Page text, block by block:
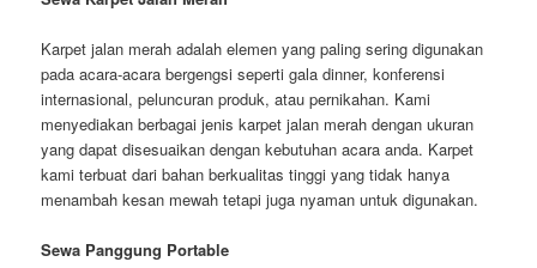
Karpet jalan merah adalah elemen yang paling sering digunakan
pada acara-acara bergengsi seperti gala dinner, konferensi
internasional, peluncuran produk, atau pernikahan. Kami
menyediakan berbagai jenis karpet jalan merah dengan ukuran
yang dapat disesuaikan dengan kebutuhan acara anda. Karpet
kami terbuat dari bahan berkualitas tinggi yang tidak hanya
menambah kesan mewah tetapi juga nyaman untuk digunakan.
Sewa Panggung Portable